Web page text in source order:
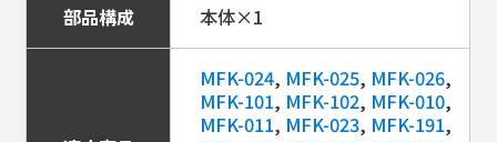
部品構成 本体×1
MFK-024, MFK-025, MFK-026,
MFK-101, MFK-102, MFK-010,
MFK-011, MFK-023, MFK-191,